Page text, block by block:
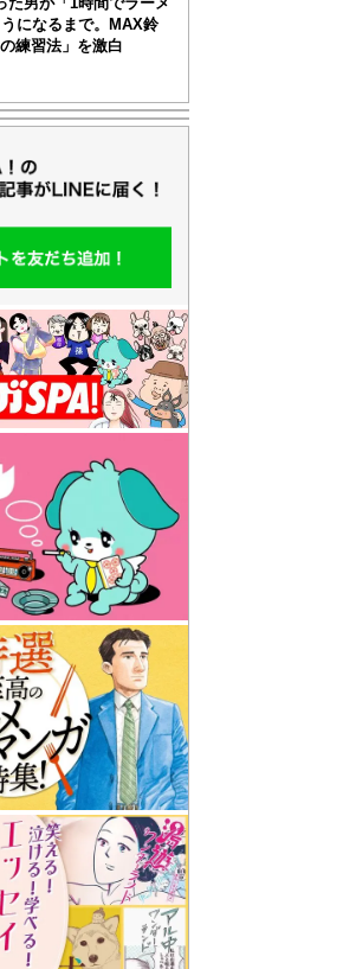
になるまで。MAX鈴
練習法」を激白